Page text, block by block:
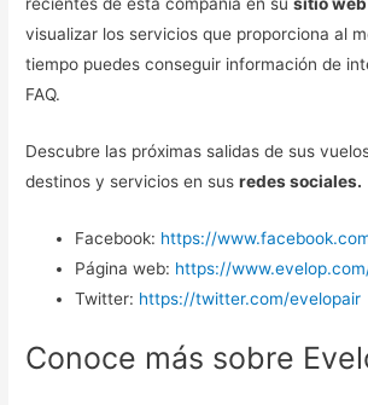
visualizar los servicios que proporciona al
tiempo puedes conseguir información de
FAQ.
Descubre las próximas salidas de sus
destinos y servicios en susredes sociales.
Facebook: https://
Página web: https://
Twitter: https://twitter.com/evelopair
Conoce más sobre